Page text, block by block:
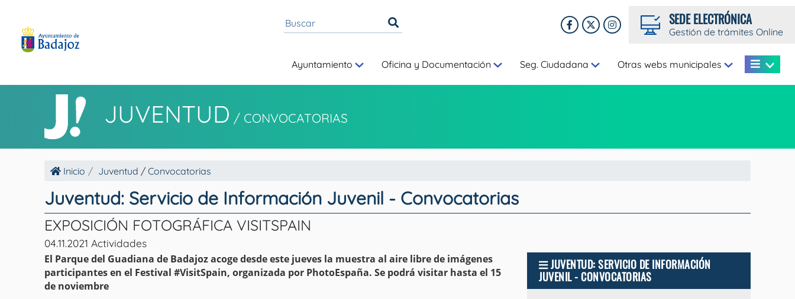
SEDE ELECTRÓNICA
Gestión de trámites Online
Ayuntamiento Oficina y Documentación Seg. Ciudadana Otras webs municipales
JUVENTUD / CONVOCATORIAS
Inicio Juventud / Convocatorias
Juventud: Servicio de Información Juvenil - Convocatorias
EXPOSICIÓN FOTOGRÁFICA VISITSPAIN
04.11.2021 Actividades
El Parque del Guadiana de Badajoz acoge desde este jueves la muestra al aire libre de imágenes
participantes en el Festival #VisitSpain, organizada por PhotoEspaña. Se podrá visitar hasta el 15
de noviembre
JUVENTUD: SERVICIO DE INFORMACIÓN
JUVENIL - CONVOCATORIAS